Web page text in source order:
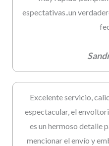
espectativas..un
Excelente servicio,
espectacular, el
es un hermoso detalle
mencionar el envío y